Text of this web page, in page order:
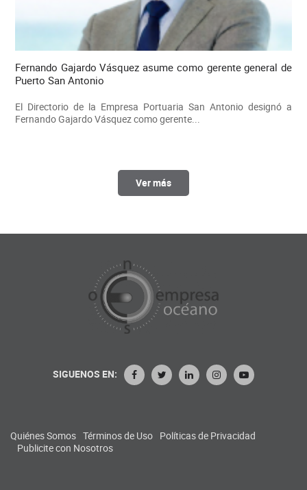
Fernando Gajardo Vásquez asume como gerente general de
Puerto San Antonio
El Directorio de la Empresa Portuaria San Antonio designó a
Fernando Gajardo Vásquez como gerente...
Ver más
SIGUENOS EN:
Quiénes Somos Términos de Uso Políticas de Privacidad
Publicite con Nosotros